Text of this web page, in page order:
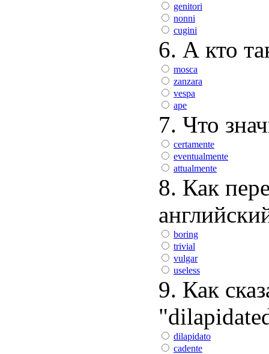
genitori
nonni
cugini
6. А кто
mosca
zanzara
vespa
ape
7. Что
certamente
eventualmente
attualmente
8. Как
boring
trivial
vulgar
useless
9. Как
dilapidato
cadente